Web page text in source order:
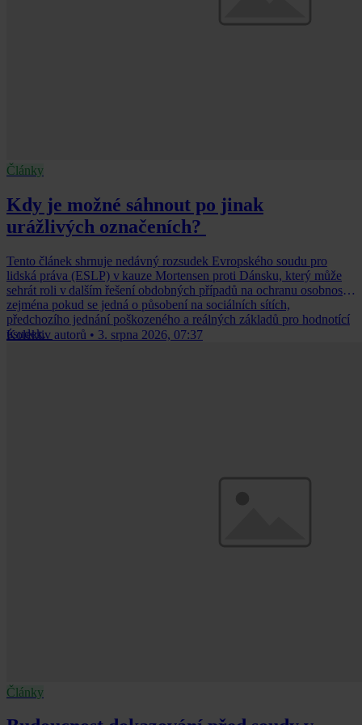
Články
Kdy je možné sáhnout po jinak
urážlivých označeních?
Tento článek shrnuje nedávný rozsudek Evropského soudu pro
lidská práva (ESLP) v kauze Mortensen proti Dánsku, který může
sehrát roli v dalším řešení obdobných případů na ochranu osobnosti,
zejména pokud se jedná o působení na sociálních sítích,
předchozího jednání poškozeného a reálných základů pro hodnotící
úsudek.
Kolektiv autorů • 3. srpna 2026, 07:37
Články